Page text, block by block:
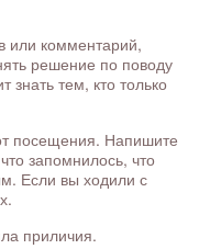
или комментарий,
решение по поводу
знать тем, кто только
посещения. Напишите
запомнилось, что
Если вы ходили с
приличия.